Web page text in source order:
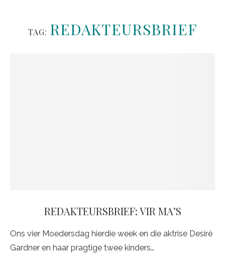
TAG: REDAKTEURSBRIEF
REDAKTEURSBRIEF: VIR MA’S
Ons vier Moedersdag hierdie week en die aktrise Desiré
Gardner en haar pragtige twee kinders…